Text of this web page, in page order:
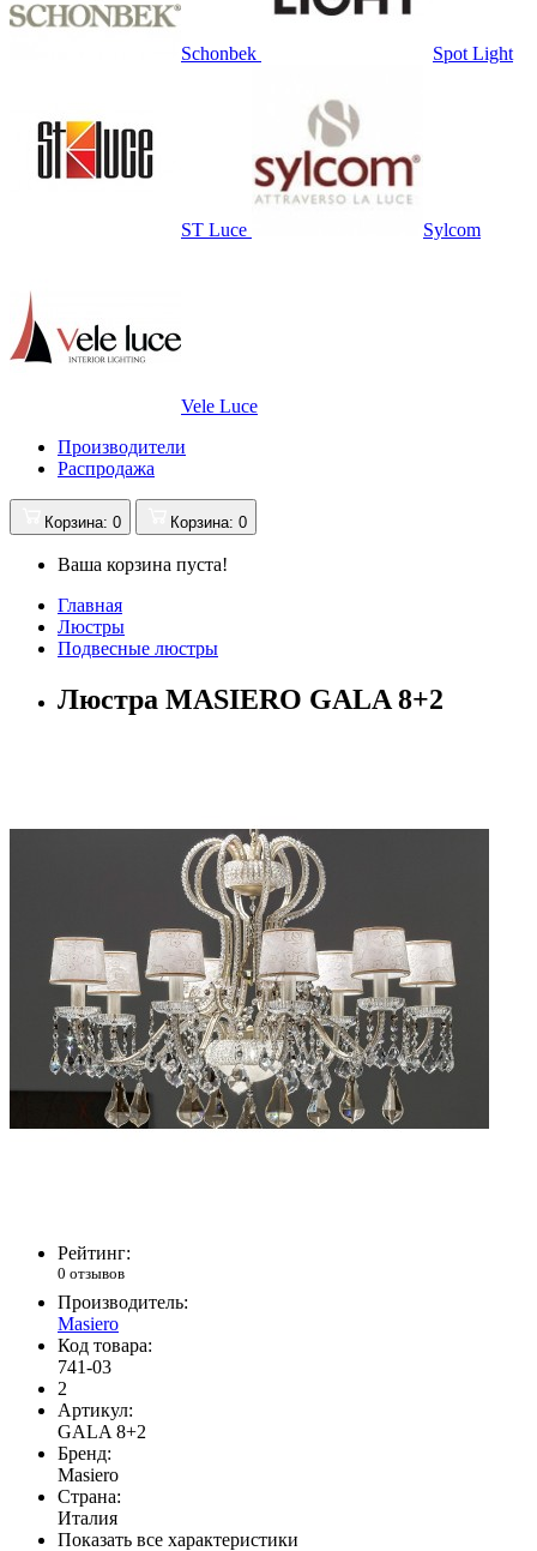
Schonbek Spot Light
ST Luce Sylcom
Vele Luce
Производители
Распродажа
Корзина: 0 Корзина: 0
Ваша корзина пуста!
Главная
Люстры
Подвесные люстры
Люстра MASIERO GALA 8+2
Рейтинг:
0 отзывов
Производитель:
Masiero
Код товара:
741-03
2
Артикул:
GALA 8+2
Бренд:
Masiero
Страна:
Италия
Показать все характеристики